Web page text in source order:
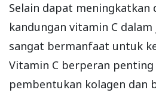
Selain dapat meningkatkan
kandungan vitamin C
sangat bermanfaat untuk
Vitamin C berperan penting
pembentukan kolagen dan